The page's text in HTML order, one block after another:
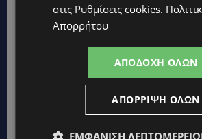
ΕΤΟΙΜΑΣΤΕΙΤΕ ΓΙΑ ΚΑΘΥΣΤΕΡΗΣΕΙΣ:
αυτοκινητόδρομο Αμμοχώστου – Λάρνακας
Παρασκευή – Πού και τι ώρα θα γίνουν οι
στις Ρυθμίσεις cookies.
Απορρήτου
ΑΠΟΔΟΧΉ ΌΛΩΝ
ΑΠΌΡΡΙΨΗ ΌΛΩΝ
ΕΜΦΆΝΙΣΗ